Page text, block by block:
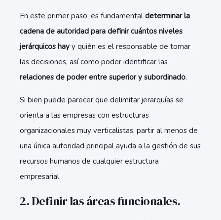
En este primer paso, es fundamental determinar la
cadena de autoridad para definir cuántos niveles
jerárquicos hay y quién es el responsable de tomar
las decisiones, así como poder identificar las
relaciones de poder entre superior y subordinado.
Si bien puede parecer que delimitar jerarquías se
orienta a las empresas con estructuras
organizacionales muy verticalistas, partir al menos de
una única autoridad principal ayuda a la gestión de sus
recursos humanos de cualquier estructura
empresarial.
2. Definir las áreas funcionales.